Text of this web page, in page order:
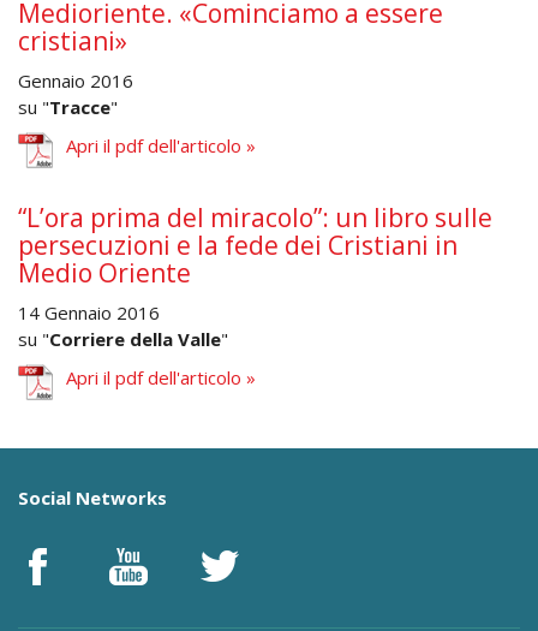
Medioriente. «Cominciamo a essere
cristiani»
Gennaio 2016
su "Tracce"
Apri il pdf dell'articolo »
“L’ora prima del miracolo”: un libro sulle
persecuzioni e la fede dei Cristiani in
Medio Oriente
14 Gennaio 2016
su "Corriere della Valle"
Apri il pdf dell'articolo »
Social Networks